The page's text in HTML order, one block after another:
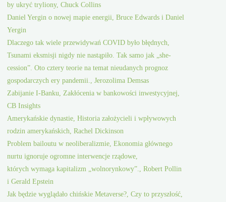
by ukryć tryliony, Chuck Collins
Daniel Yergin o nowej mapie energii, Bruce Edwards i Daniel
Yergin
Dlaczego tak wiele przewidywań COVID było błędnych,
Tsunami eksmisji nigdy nie nastąpiło. Tak samo jak „she-
cession”. Oto cztery teorie na temat nieudanych prognoz
gospodarczych ery pandemii., Jerozolima Demsas
Zabijanie I-Banku, Zakłócenia w bankowości inwestycyjnej,
CB Insights
Amerykańskie dynastie, Historia założycieli i wpływowych
rodzin amerykańskich, Rachel Dickinson
Problem bailoutu w neoliberalizmie, Ekonomia głównego
nurtu ignoruje ogromne interwencje rządowe,
których wymaga kapitalizm „wolnorynkowy”., Robert Pollin
i Gerald Epstein
Jak będzie wyglądało chińskie Metaverse?, Czy to przyszłość,